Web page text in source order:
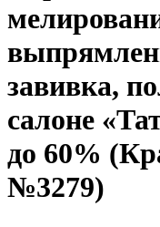
завивка,
салоне
до 60%
№3279)